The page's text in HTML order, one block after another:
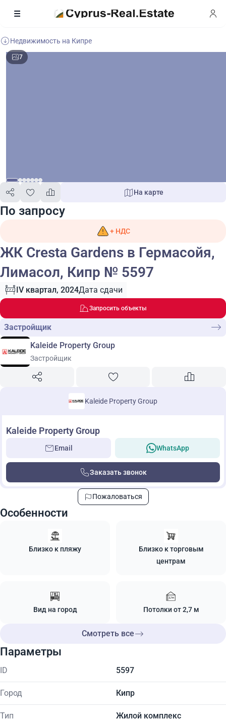
Недвижимость на Кипре
7
По запросу
На карте
+ НДС
ЖК Cresta Gardens в Гермасойя,
Лимасол, Кипр № 5597
IV квартал, 2024Дата сдачи
Запросить объекты
Застройщик
Kaleide Property Group
Застройщик
Kaleide Property Group
Kaleide Property Group
Email WhatsApp
Заказать звонок
Пожаловаться
Особенности
Близко к пляжу
Близко к торговым
центрам
Вид на город Потолки от 2,7 м
Смотреть все
Параметры
ID 5597
Город Кипр
Тип Жилой комплекс